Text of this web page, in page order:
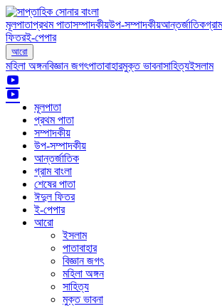
মূলপাতাপ্রথম পাতাসম্পাদকীয়উপ-সম্পাদকীয়আন্তর্জাতিক
ফিতরই-পেপার
আরো
মহিলা অঙ্গনবিজ্ঞান জগৎপাতাবাহারমুক্ত ভাবনাসাহিত্যইসলাম
মূলপাতা
প্রথম পাতা
সম্পাদকীয়
উপ-সম্পাদকীয়
আন্তর্জাতিক
গ্রাম বাংলা
শেষের পাতা
ঈদুল ফিতর
ই-পেপার
আরো
ইসলাম
পাতাবাহার
বিজ্ঞান জগৎ
মহিলা অঙ্গন
সাহিত্য
মুক্ত ভাবনা